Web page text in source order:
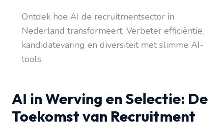
Ontdek hoe AI de recruitmentsector in
Nederland transformeert. Verbeter efficiëntie,
kandidatevaring en diversiteit met slimme AI-
tools.
AI in Werving en Selectie: De
Toekomst van Recruitment